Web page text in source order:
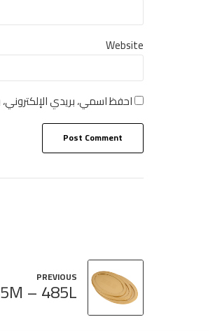
Website
احفظ اسمي، بريدي
Post Comment
PREVIOUS
– 485L